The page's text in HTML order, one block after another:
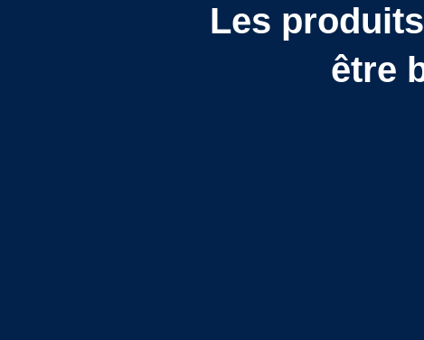
Les
être